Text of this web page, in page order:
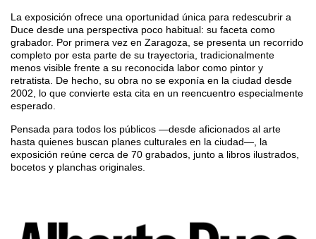
La exposición ofrece una oportunidad única para redescubrir a
Duce desde una perspectiva poco habitual: su faceta como
grabador. Por primera vez en Zaragoza, se presenta un recorrido
completo por esta parte de su trayectoria, tradicionalmente
menos visible frente a su reconocida labor como pintor y
retratista. De hecho, su obra no se exponía en la ciudad desde
2002, lo que convierte esta cita en un reencuentro especialmente
esperado.
Pensada para todos los públicos —desde aficionados al arte
hasta quienes buscan planes culturales en la ciudad—, la
exposición reúne cerca de 70 grabados, junto a libros ilustrados,
bocetos y planchas originales.